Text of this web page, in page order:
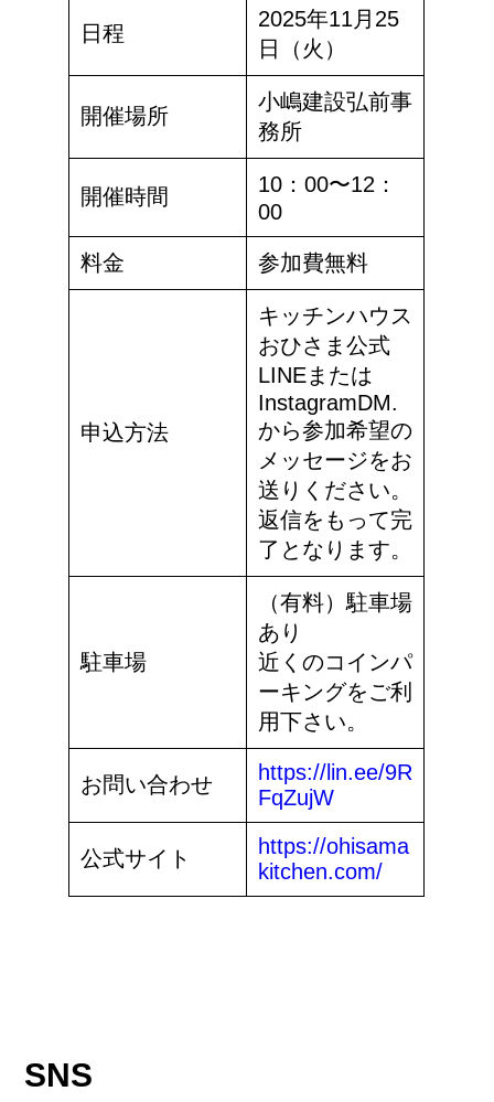
日程
2025年11月25
日（火）
開催場所
小嶋建設弘前事
務所
開催時間
10：00〜12：
00
料金 参加費無料
申込方法
キッチンハウス
おひさま公式
LINEまたは
InstagramDM.
から参加希望の
メッセージをお
送りください。
返信をもって完
了となります。
駐車場
（有料）駐車場
あり
近くのコインパ
ーキングをご利
用下さい。
お問い合わせ
https://lin.ee/9R
FqZujW
公式サイト
https://ohisama
kitchen.com/
SNS